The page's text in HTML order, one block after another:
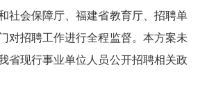
社会保障厅、福建省教育厅、招聘单
对招聘工作进行全程监督。本方案未
省现行事业单位人员公开招聘相关政